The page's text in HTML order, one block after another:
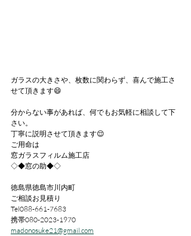
ガラスの大きさや、枚数に関わらず、喜んで施工さ
せて頂きます😄
分からない事があれば、何でもお気軽に相談して下
さい。
丁寧に説明させて頂きます😌
ご用命は
窓ガラスフィルム施工店
◇◆窓の助◆◇
徳島県徳島市川内町
ご相談お見積り
Tel088-661-7683
携帯080-2023-1970
madonosuke21@gmail.com